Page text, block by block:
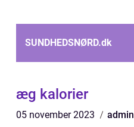
SUNDHEDSNØRD.dk
æg kalorier
05 november 2023 admin